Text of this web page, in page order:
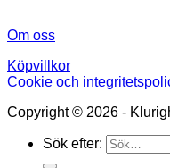
Om oss
Köpvillkor
Cookie och
Copyright © 2026 -
Sök efter: